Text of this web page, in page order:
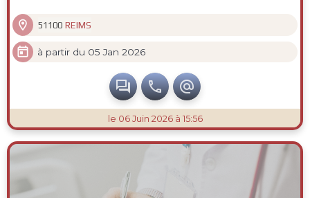
 51100 REIMS
 à partir du 05 Jan 2026
  
le 06 Juin 2026 à 15:56